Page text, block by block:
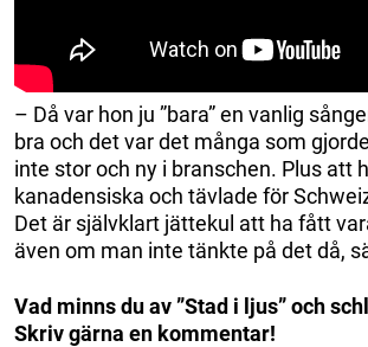
– Då var hon ju ”bara” en vanlig
bra och det var det många som
inte stor och ny i branschen. Plus att
kanadensiska och tävlade för
Det är självklart jättekul att ha fått
även om man inte tänkte på det då,
Vad minns du av ”Stad i ljus” och
Skriv gärna en kommentar!